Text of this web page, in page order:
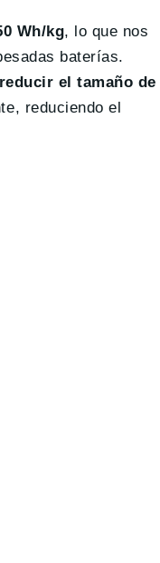
Wh/kg, lo que nos
baterías.
reducir el tamaño de
reduciendo el